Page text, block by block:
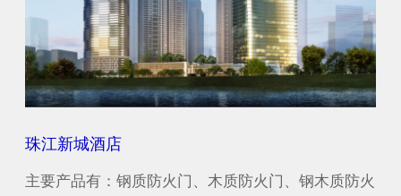
珠江新城酒店
主要产品有：钢质防火门、木质防火门、钢木质防火